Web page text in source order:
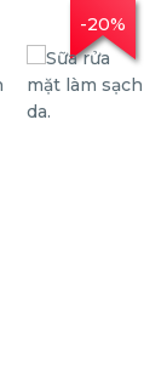
-20%